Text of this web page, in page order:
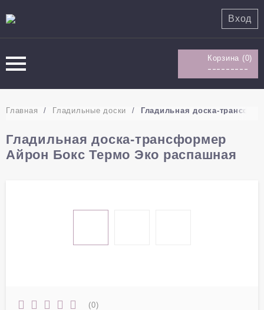
Вход
Корзина (0)
---------
Главная / Гладильные доски / Гладильная доска-
Гладильная доска-трансформер
Айрон Бокс Термо Эко распашная
(0)